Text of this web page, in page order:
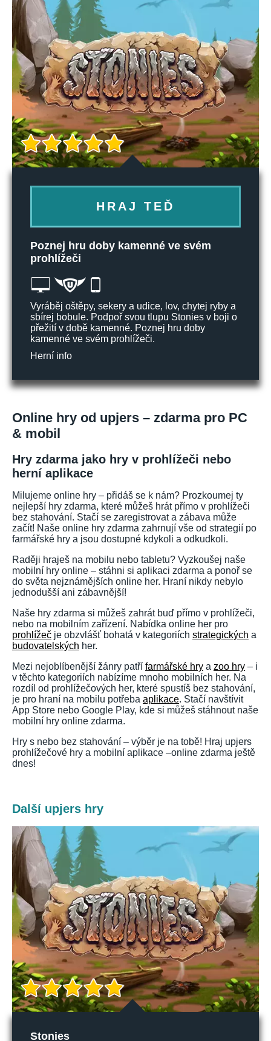
HRAJ TEĎ
Poznej hru doby kamenné ve svém
prohlížeči
Vyráběj oštěpy, sekery a udice, lov, chytej ryby a
sbírej bobule. Podpoř svou tlupu Stonies v boji o
přežití v době kamenné. Poznej hru doby
kamenné ve svém prohlížeči.
Herní info
Online hry od upjers – zdarma pro PC
& mobil
Hry zdarma jako hry v prohlížeči nebo
herní aplikace
Milujeme online hry – přidáš se k nám? Prozkoumej ty
nejlepší hry zdarma, které můžeš hrát přímo v prohlížeči
bez stahování. Stačí se zaregistrovat a zábava může
začít! Naše online hry zdarma zahrnují vše od strategií po
farmářské hry a jsou dostupné kdykoli a odkudkoli.
Raději hraješ na mobilu nebo tabletu? Vyzkoušej naše
mobilní hry online – stáhni si aplikaci zdarma a ponoř se
do světa nejznámějších online her. Hraní nikdy nebylo
jednodušší ani zábavnější!
Naše hry zdarma si můžeš zahrát buď přímo v prohlížeči,
nebo na mobilním zařízení. Nabídka online her pro
prohlížeč je obzvlášť bohatá v kategoriích strategických a
budovatelských her.
Mezi nejoblíbenější žánry patří farmářské hry a zoo hry – i
v těchto kategoriích nabízíme mnoho mobilních her. Na
rozdíl od prohlížečových her, které spustíš bez stahování,
je pro hraní na mobilu potřeba aplikace. Stačí navštívit
App Store nebo Google Play, kde si můžeš stáhnout naše
mobilní hry online zdarma.
Hry s nebo bez stahování – výběr je na tobě! Hraj upjers
prohlížečové hry a mobilní aplikace –online zdarma ještě
dnes!
Další upjers hry
Stonies